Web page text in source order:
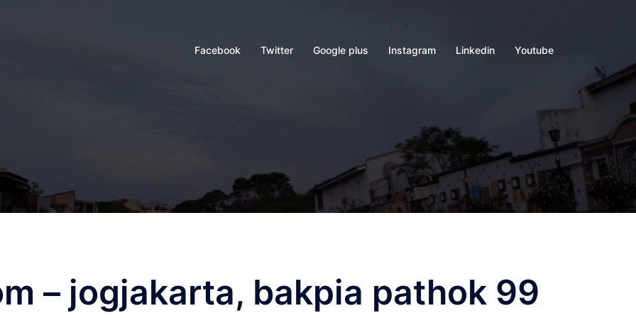
Facebook Twitter Google plus Instagram Linkedin Youtube
– jogjakarta, bakpia pathok 99